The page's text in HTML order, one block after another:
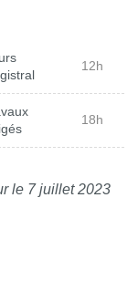
12h
18h
le 7 juillet 2023